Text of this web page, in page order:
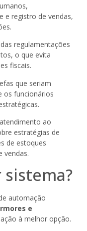
e registro de vendas,
regulamentações
o que evita
fiscais.
que seriam
os funcionários
ao
estratégias de
de estoques
vendas.
automação
e
à melhor opção.